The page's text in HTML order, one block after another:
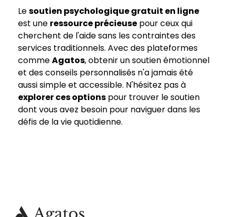
Lesoutien psychologique gratuit en ligne
est une ressource précieuse pour ceux qui
cherchent de l'aide sans les contraintes des
services traditionnels. Avec des plateformes
commeAgatos, obtenir un soutien émotionnel
et des conseils personnalisés n'a jamais été
aussi simple et accessible. N'hésitez pas à
explorer ces options pour trouver le soutien
dont vous avez besoin pour naviguer dans les
défis de la vie quotidienne.